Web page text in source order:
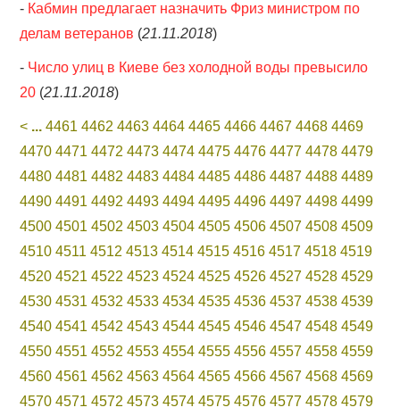
- Кабмин предлагает назначить Фриз министром по
делам ветеранов (21.11.2018)
- Число улиц в Киеве без холодной воды превысило
20 (21.11.2018)
< ... 4461 4462 4463 4464 4465 4466 4467 4468 4469
4470 4471 4472 4473 4474 4475 4476 4477 4478 4479
4480 4481 4482 4483 4484 4485 4486 4487 4488 4489
4490 4491 4492 4493 4494 4495 4496 4497 4498 4499
4500 4501 4502 4503 4504 4505 4506 4507 4508 4509
4510 4511 4512 4513 4514 4515 4516 4517 4518 4519
4520 4521 4522 4523 4524 4525 4526 4527 4528 4529
4530 4531 4532 4533 4534 4535 4536 4537 4538 4539
4540 4541 4542 4543 4544 4545 4546 4547 4548 4549
4550 4551 4552 4553 4554 4555 4556 4557 4558 4559
4560 4561 4562 4563 4564 4565 4566 4567 4568 4569
4570 4571 4572 4573 4574 4575 4576 4577 4578 4579